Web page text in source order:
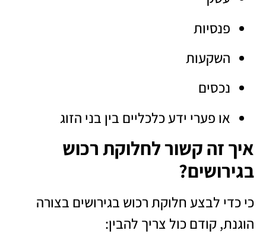
פנסיות
השקעות
נכסים
או פערי ידע כלכליים בין בני הזוג
איך זה קשור לחלוקת רכוש
בגירושים?
כי כדי לבצע חלוקת רכוש בגירושים בצורה
הוגנת, קודם כול צריך להבין: